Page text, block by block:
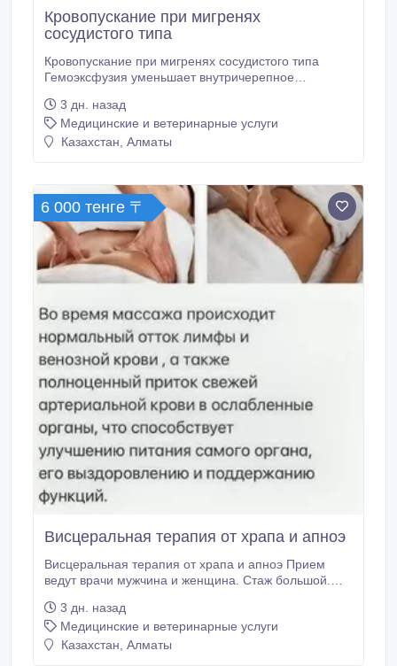
Кровопускание при мигренях
сосудистого типа
Кровопускание при мигренях сосудистого типа
Гемоэксфузия уменьшает внутричерепное
мигрени становятся реже и слабее. Живите без
боли — дайте сосудам головы отдохнуть.
Процедуру проводит женщина врач хирург с
3 дн. назад
Медицинские и ветеринарные услуги
Казахстан, Алматы
6 000 тенге 〒
Висцеральная терапия от храпа и апноэ
Висцеральная терапия от храпа и апноэ Прием
ведут врачи мужчина и женщина. Стаж большой.
— последующие. 30 мин. Мягко, без боли. Кабинет
чистый, уютный. Даем рекомендации после. Доп.
услуги не навязываем. *График:* Пн-Сб, 10:00-
3 дн. назад
Медицинские и ветеринарные услуги
Казахстан, Алматы